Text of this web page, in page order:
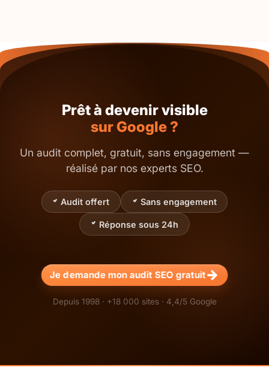
Prêt à devenir visible
sur Google ?
Un audit complet, gratuit, sans engagement —
réalisé par nos experts SEO.
Audit offert Sans engagement
Réponse sous 24h
Je demande mon audit SEO gratuit
Depuis 1998 · +18 000 sites · 4,4/5 Google